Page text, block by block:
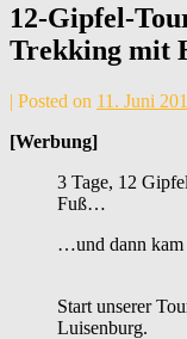
12-Gipfel-
Trekking mit
by
Maier
| Posted on 11. Juni
[Werbung]
3 Tage, 12
Fuß…
…und dann kam
Start unserer
Luisenburg.